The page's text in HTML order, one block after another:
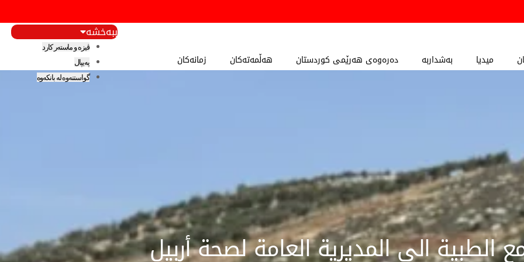
میدیا بەشداربە دەرەوەی هەرێمی کوردستان هەڵمەتەکان زمانەکان
ببەخشە
ڤیزە و ماستەر کارد
پەیپال
گواستنەوە لە بانکەوە